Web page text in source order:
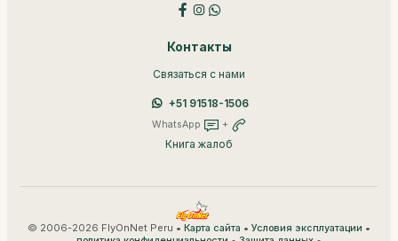
Контакты
Связаться с нами
+51 91518-1506
WhatsApp +
Книга жалоб
© 2006-2026 FlyOnNet Peru • Карта сайта • Условия эксплуатации •